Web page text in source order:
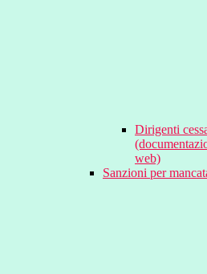
Dirigenti
web)
Sanzioni per